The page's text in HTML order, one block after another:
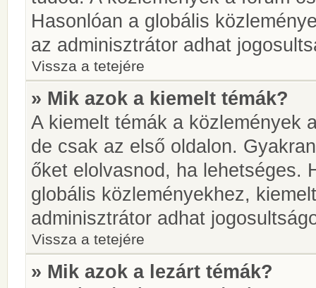
Hasonlóan a globális
az adminisztrátor adhat
Vissza a tetejére
» Mik azok a kiemelt témák?
A kiemelt témák a közlemények
de csak az első oldalon.
őket elolvasnod, ha lehetséges.
globális közleményekhez,
adminisztrátor adhat
Vissza a tetejére
» Mik azok a lezárt témák?